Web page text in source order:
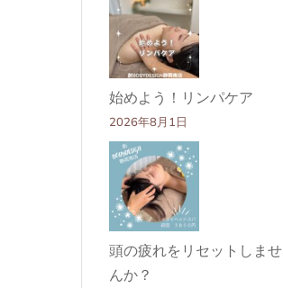
始めよう！リンパケア
2026年8月1日
頭の疲れをリセットしませ
んか？